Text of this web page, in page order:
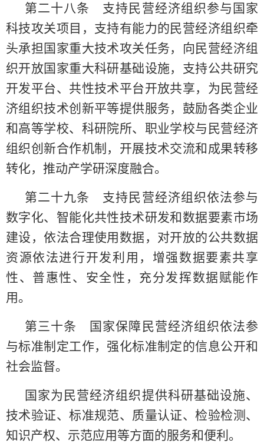
第二十八条 支持民营经济组织参与国家
科技攻关项目，支持有能力的民营经济组织牵
头承担国家重大技术攻关任务，向民营经济组
织开放国家重大科研基础设施，支持公共研究
开发平台、共性技术平台开放共享，为民营经
济组织技术创新平等提供服务，鼓励各类企业
和高等学校、科研院所、职业学校与民营经济
组织创新合作机制，开展技术交流和成果转移
转化，推动产学研深度融合。
第二十九条 支持民营经济组织依法参与
数字化、智能化共性技术研发和数据要素市场
建设，依法合理使用数据，对开放的公共数据
资源依法进行开发利用，增强数据要素共享
性、普惠性、安全性，充分发挥数据赋能作
用。
第三十条 国家保障民营经济组织依法参
与标准制定工作，强化标准制定的信息公开和
社会监督。
国家为民营经济组织提供科研基础设施、
技术验证、标准规范、质量认证、检验检测、
知识产权、示范应用等方面的服务和便利。